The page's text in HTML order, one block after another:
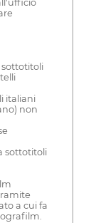
sottotitoli
italiani
non
sottotitoli
a cui fa